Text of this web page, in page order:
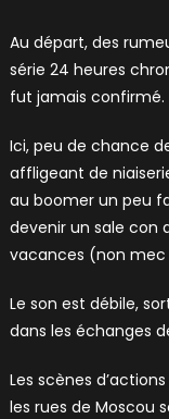
Au départ, des
série 24 heures
fut jamais confirmé.
Ici, peu de chance
affligeant de
au boomer un peu
devenir un sale con
vacances (non mec
Le son est débile,
dans les échanges
Les scènes
les rues de Moscou